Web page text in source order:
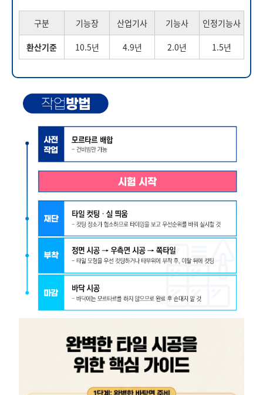
구분 기능장 산업기사 기능사 인정기능사
환산기준 10.5년 4.9년 2.0년 1.5년